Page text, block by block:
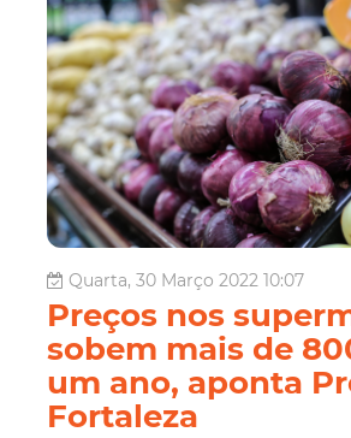
Quarta, 30 Março 2022 10:07
Preços nos
sobem mais de
um ano, aponta
Fortaleza